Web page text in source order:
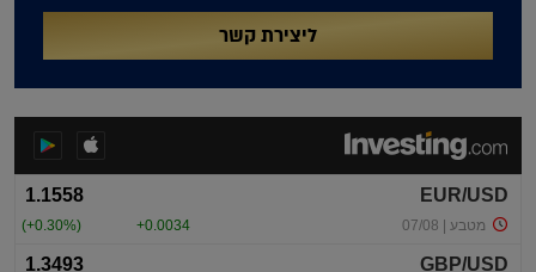
ליצירת קשר